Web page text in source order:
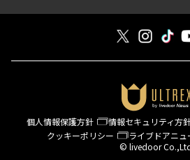
個人情報保護方針 情報セキュリティ方
クッキーポリシー
ライブドアニュ
© livedoor